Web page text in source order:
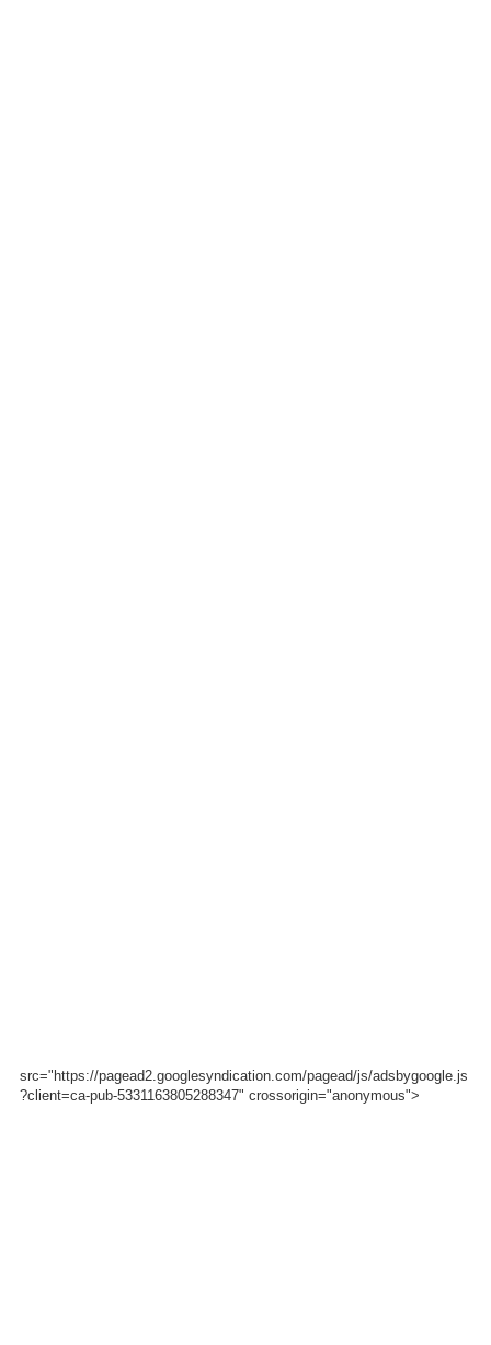
src="https://pagead2.googlesyndication.com/pagead/js/adsbygoogle.js
?client=ca-pub-5331163805288347" crossorigin="anonymous">